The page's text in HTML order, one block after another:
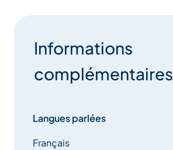
Informations
complémentaires
Langues parlées
Français